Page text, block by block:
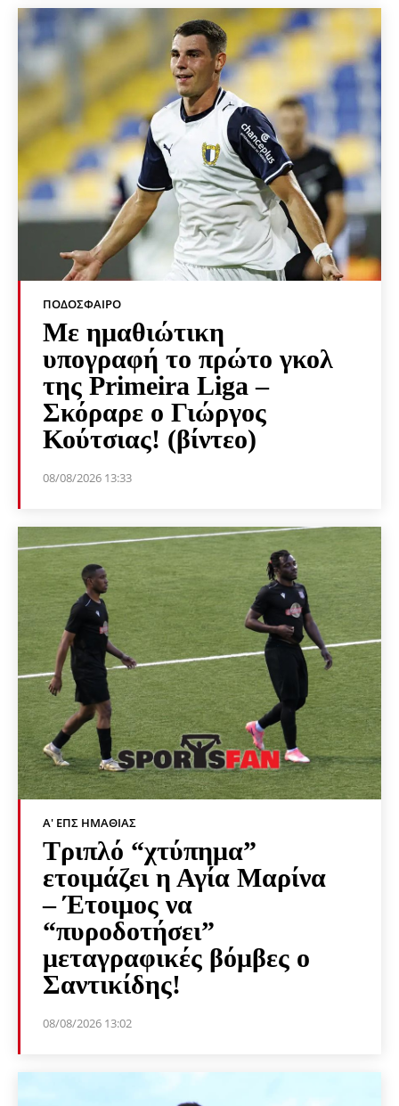
ΠΟΔΌΣΦΑΙΡΟ
Με ημαθιώτικη
υπογραφή το πρώτο γκολ
της Primeira Liga –
Σκόραρε ο Γιώργος
Κούτσιας! (βίντεο)
08/08/2026 13:33
Α' ΕΠΣ ΗΜΑΘΊΑΣ
Τριπλό “χτύπημα”
ετοιμάζει η Αγία Μαρίνα
– Έτοιμος να
“πυροδοτήσει”
μεταγραφικές βόμβες ο
Σαντικίδης!
08/08/2026 13:02